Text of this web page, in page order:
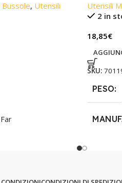
Bussole, Utensili
Far
Utensili
2 in
18,85€
SKU:
PESO